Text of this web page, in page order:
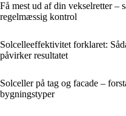
Få mest ud af din vekselretter –
regelmæssig kontrol
Solcelleeffektivitet forklaret:
påvirker resultatet
Solceller på tag og facade –
bygningstyper